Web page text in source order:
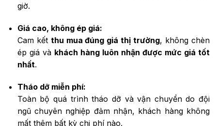
giờ.
Giá cao, không ép giá:
Cam kết thu mua đúng giá thị trường, không chèn
ép giá và khách hàng luôn nhận được mức giá tốt
nhất.
Tháo dỡ miễn phí:
Toàn bộ quá trình tháo dỡ và vận chuyển do đội
ngũ chuyên nghiệp đảm nhận, khách hàng không
mất thêm bất kỳ chi phí nào.